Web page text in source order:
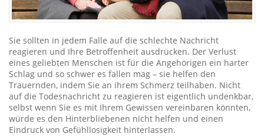
Sie sollten in jedem Falle auf die schlechte Nachricht
reagieren und Ihre Betroffenheit ausdrücken. Der Verlust
eines geliebten Menschen ist für die Angehörigen ein harter
Schlag und so schwer es fallen mag – sie helfen den
Trauernden, indem Sie an ihrem Schmerz teilhaben. Nicht
auf die Todesnachricht zu reagieren ist eigentlich undenkbar,
selbst wenn Sie es mit Ihrem Gewissen vereinbaren könnten,
würde es den Hinterbliebenen nicht helfen und einen
Eindruck von Gefühllosigkeit hinterlassen.